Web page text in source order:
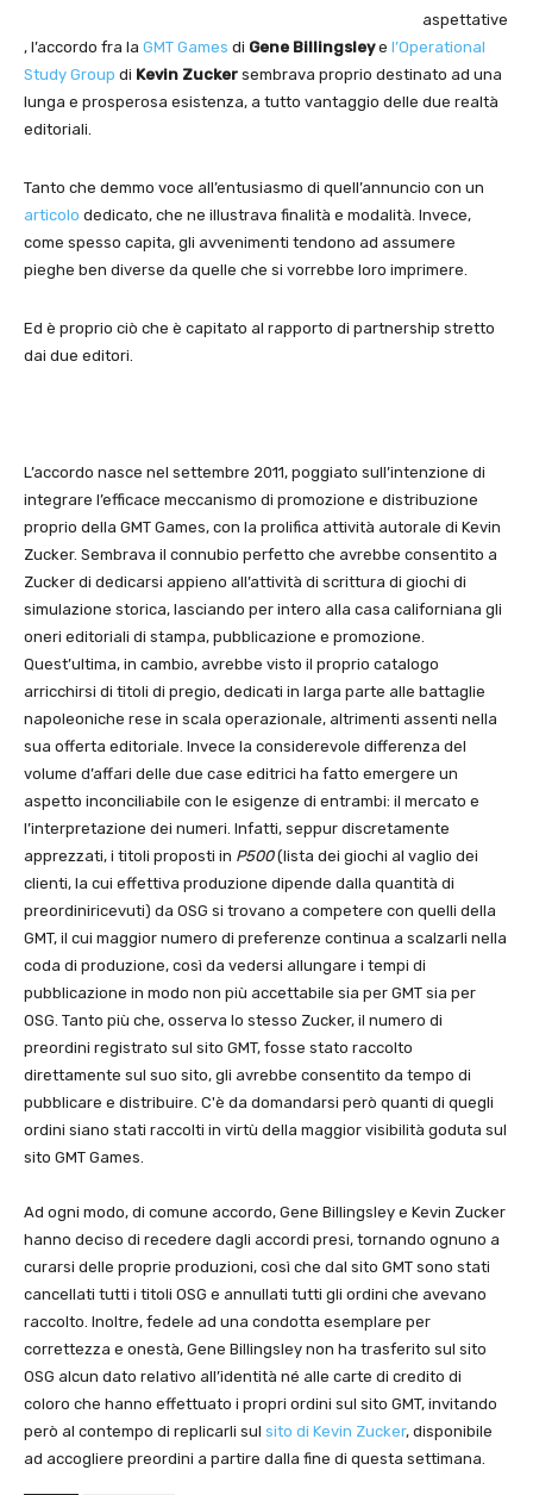
aspettative
, l’accordo fra la GMT Games di Gene Billingsleye l’Operational
Study Group di Kevin Zucker sembrava proprio destinato ad una
lunga e prosperosa esistenza, a tutto vantaggio delle due realtà
editoriali.
Tanto che demmo voce all’entusiasmo di quell’annuncio con un
articolo dedicato, che ne illustrava finalità e modalità. Invece,
come spesso capita, gli avvenimenti tendono ad assumere
pieghe ben diverse da quelle che si vorrebbe loro imprimere.
Ed è proprio ciò che è capitato al rapporto di partnership stretto
dai due editori.
L’accordo nasce nel settembre 2011, poggiato sull’intenzione di
integrare l’efficace meccanismo di promozione e distribuzione
proprio della GMT Games, con la prolifica attività autorale di Kevin
Zucker. Sembrava il connubio perfetto che avrebbe consentito a
Zucker di dedicarsi appieno all’attività di scrittura di giochi di
simulazione storica, lasciando per intero alla casa californiana gli
oneri editoriali di stampa, pubblicazione e promozione.
Quest’ultima, in cambio, avrebbe visto il proprio catalogo
arricchirsi di titoli di pregio, dedicati in larga parte alle battaglie
napoleoniche rese in scala operazionale, altrimenti assenti nella
sua offerta editoriale. Invece la considerevole differenza del
volume d’affari delle due case editrici ha fatto emergere un
aspetto inconciliabile con le esigenze di entrambi: il mercato e
l’interpretazione dei numeri. Infatti, seppur discretamente
apprezzati, i titoli proposti in P500(lista dei giochi al vaglio dei
clienti, la cui effettiva produzione dipende dalla quantità di
preordiniricevuti) da OSG si trovano a competere con quelli della
GMT, il cui maggior numero di preferenze continua a scalzarli nella
coda di produzione, così da vedersi allungare i tempi di
pubblicazione in modo non più accettabile sia per GMT sia per
OSG. Tanto più che, osserva lo stesso Zucker, il numero di
preordini registrato sul sito GMT, fosse stato raccolto
direttamente sul suo sito, gli avrebbe consentito da tempo di
pubblicare e distribuire. C'è da domandarsi però quanti di quegli
ordini siano stati raccolti in virtù della maggior visibilità goduta sul
sito GMT Games.
Ad ogni modo, di comune accordo, Gene Billingsley e Kevin Zucker
hanno deciso di recedere dagli accordi presi, tornando ognuno a
curarsi delle proprie produzioni, così che dal sito GMT sono stati
cancellati tutti i titoli OSG e annullati tutti gli ordini che avevano
raccolto. Inoltre, fedele ad una condotta esemplare per
correttezza e onestà, Gene Billingsley non ha trasferito sul sito
OSG alcun dato relativo all’identità né alle carte di credito di
coloro che hanno effettuato i propri ordini sul sito GMT, invitando
però al contempo di replicarli sul sito di Kevin Zucker, disponibile
ad accogliere preordini a partire dalla fine di questa settimana.